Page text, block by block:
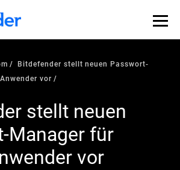
Bitdefender stellt neuen Passwort-
vor
stellt neuen
Manager für
vor